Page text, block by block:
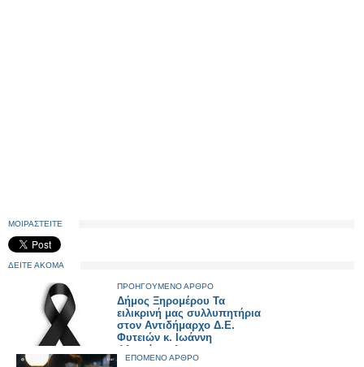
ΜΟΙΡΑΣΤΕΙΤΕ
ΔΕΙΤΕ ΑΚΟΜΑ
ΠΡΟΗΓΟΥΜΕΝΟ ΑΡΘΡΟ
Δήμος Ξηρομέρου Τα
ειλικρινή μας συλλυπητήρια
στον Αντιδήμαρχο Δ.Ε.
Φυτειών κ. Ιωάννη
Φλωρόπουλο,
ΕΠΟΜΕΝΟ ΑΡΘΡΟ